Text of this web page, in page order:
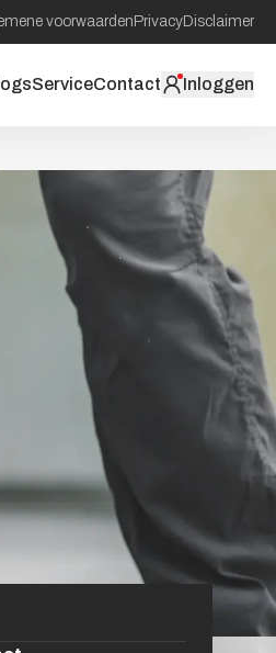
voorwaardenPrivacyDisclaimer
ServiceContact Inloggen